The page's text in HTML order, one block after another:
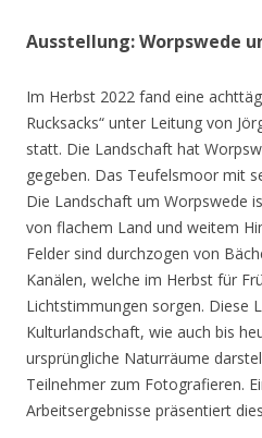
Ausstellung: Worpswede
Im Herbst 2022 fand eine
Rucksacks“ unter Leitung von
statt. Die Landschaft hat
gegeben. Das Teufelsmoor mit
Die Landschaft um Worpswede
von flachem Land und weitem
Felder sind durchzogen von
Kanälen, welche im Herbst für
Lichtstimmungen sorgen. Diese
Kulturlandschaft, wie auch bis
ursprüngliche Naturräume
Teilnehmer zum Fotografieren.
Arbeitsergebnisse präsentiert